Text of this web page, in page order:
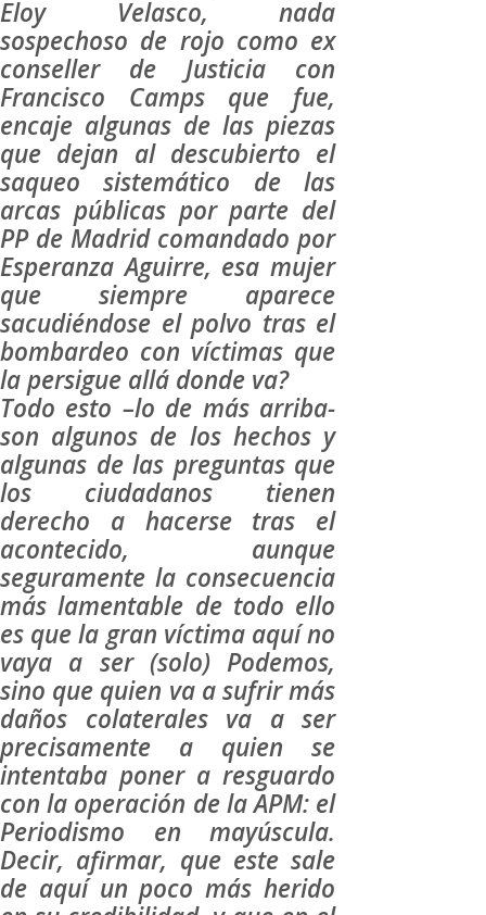
Eloy Velasco, nada
sospechoso de rojo como ex
conseller de Justicia con
Francisco Camps que fue,
encaje algunas de las piezas
que dejan al descubierto el
saqueo sistemático de las
arcas públicas por parte del
PP de Madrid comandado por
Esperanza Aguirre, esa mujer
que siempre aparece
sacudiéndose el polvo tras el
bombardeo con víctimas que
la persigue allá donde va?
Todo esto –lo de más arriba-
son algunos de los hechos y
algunas de las preguntas que
los ciudadanos tienen
derecho a hacerse tras el
acontecido, aunque
seguramente la consecuencia
más lamentable de todo ello
es que la gran víctima aquí no
vaya a ser (solo) Podemos,
sino que quien va a sufrir más
daños colaterales va a ser
precisamente a quien se
intentaba poner a resguardo
con la operación de la APM: el
Periodismo en mayúscula.
Decir, afirmar, que este sale
de aquí un poco más herido